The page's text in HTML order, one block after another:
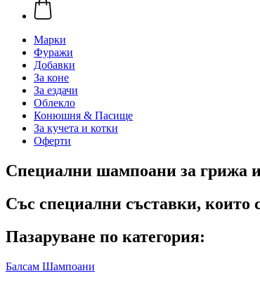
Марки
Фуражи
Добавки
За коне
За ездачи
Облекло
Конюшня & Пасище
За кучета и котки
Оферти
Специални шампоани за грижа
Със специални съставки, които
Пазаруване по категория:
Балсам Шампоани